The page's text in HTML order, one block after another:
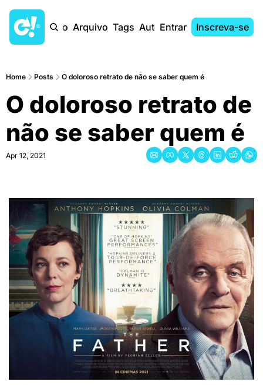
Início Arquivo Tags AutoresEntrar Inscreva-se
Home Posts O doloroso retrato de não se saber quem é
O doloroso retrato de
não se saber quem é
Apr 12, 2021